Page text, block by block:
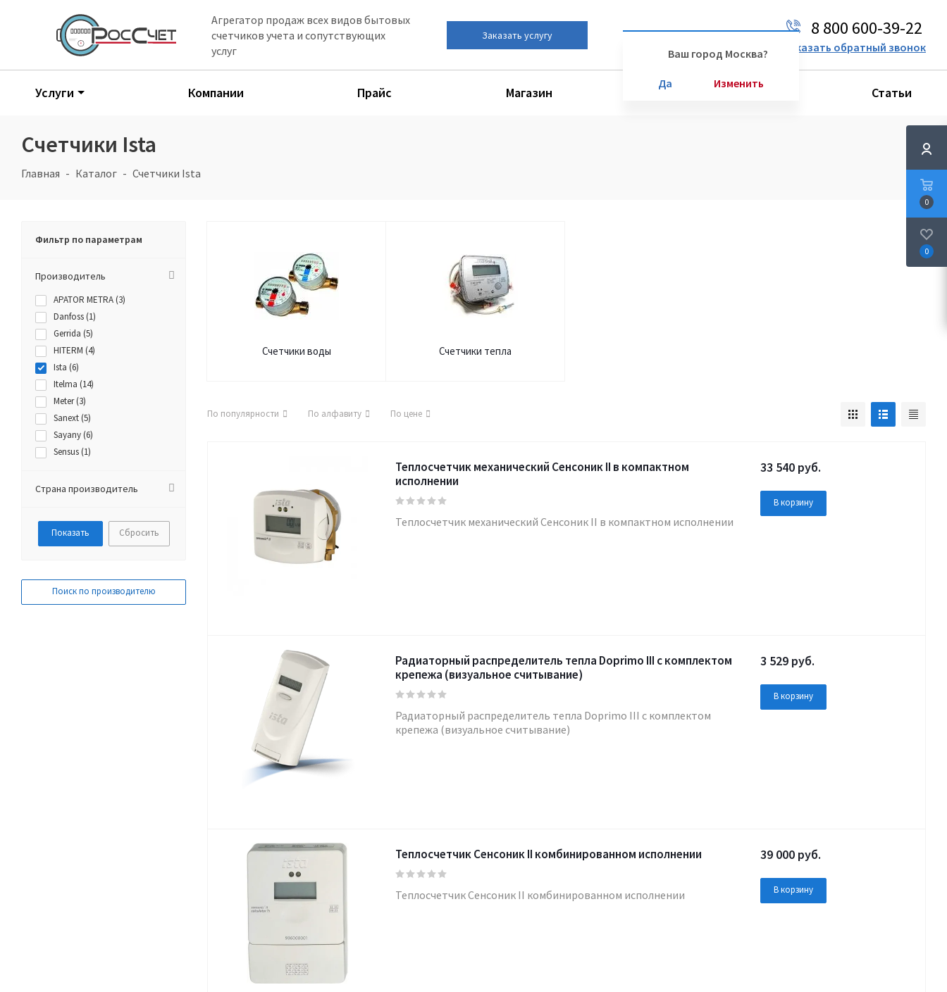
Агрегатор продаж всех видов бытовых
счетчиков учета и сопутствующих
услуг
Заказать услугу
Ваш город Москва?
Да Изменить
8 800 600-39-22
Заказать обратный звонок
Услуги Компании Прайс Магазин Производители Статьи
Счетчики Ista
Главная Каталог Счетчики Ista
Счетчики воды Счетчики тепла
По популярности По алфавиту По цене
Теплосчетчик механический Сенсоник II в компактном
исполнении
Теплосчетчик механический Сенсоник II в компактном исполнении
33 540 руб.
В корзину
Радиаторный распределитель тепла Doprimo III с комплектом
крепежа (визуальное считывание)
Радиаторный распределитель тепла Doprimo III с комплектом
крепежа (визуальное считывание)
3 529 руб.
В корзину
Теплосчетчик Сенсоник II комбинированном исполнении
Теплосчетчик Сенсоник II комбинированном исполнении
39 000 руб.
В корзину
Фильтр по параметрам
Производитель
APATOR METRA (3)
Danfoss (1)
Gerrida (5)
HITERM (4)
Ista (6)
Itelma (14)
Meter (3)
Sanext (5)
Sayany (6)
Sensus (1)
Valtec (6)
ZENNER (1)
АО АПЗ (4
Карат (4)
ЛИОМ ПЛЮС (3)
Страна производитель
Сбросить
Поиск по производителю
0
0